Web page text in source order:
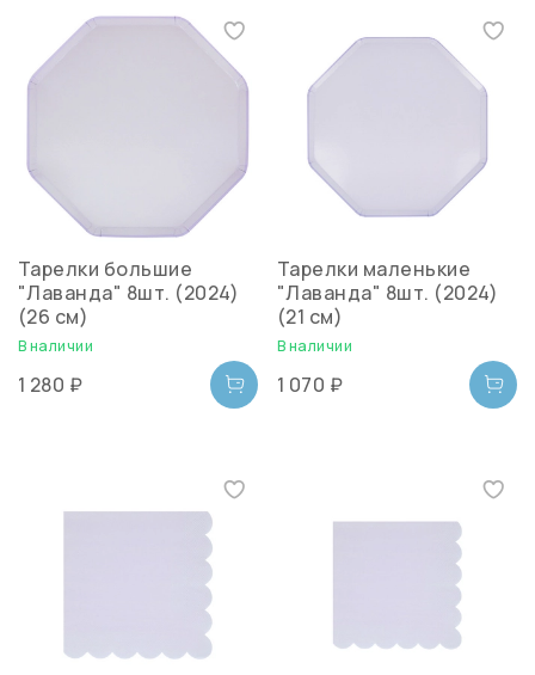
Тарелки большие
"Лаванда" 8шт. (2024)
(26 см)
В наличии
1 280 ₽
Тарелки маленькие
"Лаванда" 8шт. (2024)
(21 см)
В наличии
1 070 ₽